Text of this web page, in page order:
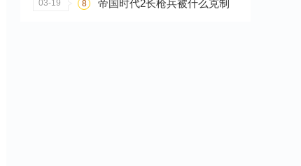
03-19 8 帝国时代2长枪兵被什么克制